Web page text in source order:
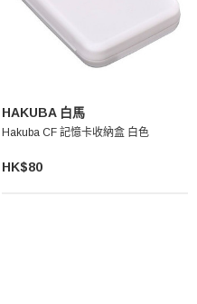
HAKUBA 白馬
Hakuba CF 記憶卡收納盒 白色
HK$80